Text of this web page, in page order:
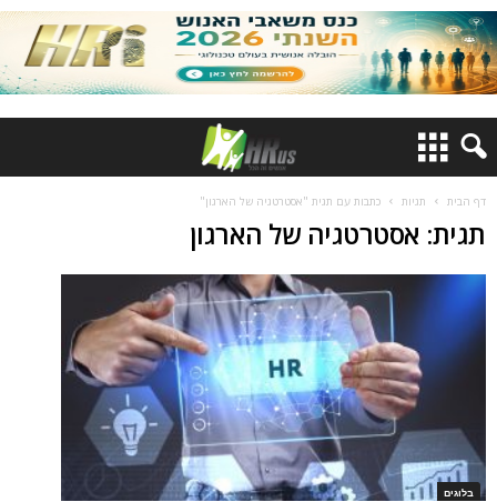
דף הבית תגיות כתבות עם תגית "אסטרטגיה של הארגון"
תגית: אסטרטגיה של הארגון
בלוגים